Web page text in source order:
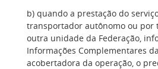
b) quando a prestação do
transportador autônomo ou por
outra unidade da Federação,
Informações Complementares
acobertadora da operação, o